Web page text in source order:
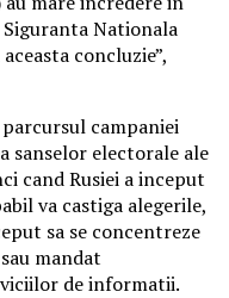
Nationala
concluzie”,
campaniei
sanselor electorale ale
cand Rusiei a inceput
va castiga alegerile,
sa se concentreze
mandat
de informatii.